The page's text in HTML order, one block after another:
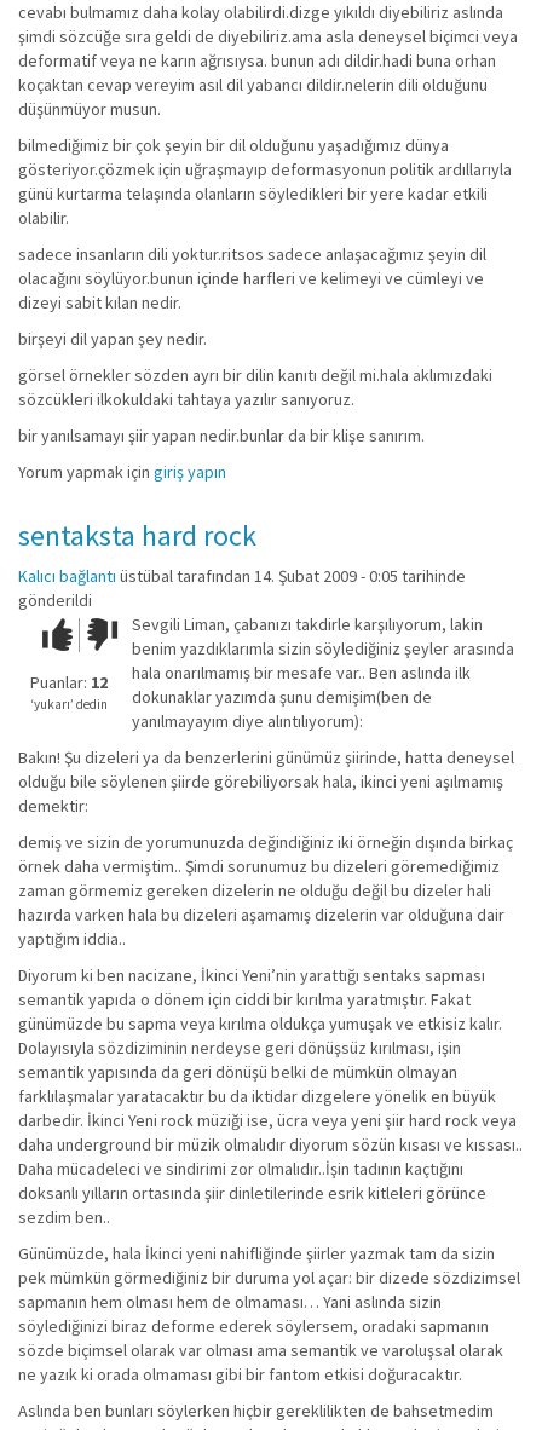
cevabı bulmamız daha kolay olabilirdi.dizge yıkıldı diyebiliriz aslında
şimdi sözcüğe sıra geldi de diyebiliriz.ama asla deneysel biçimci veya
deformatif veya ne karın ağrısıysa. bunun adı dildir.hadi buna orhan
koçaktan cevap vereyim asıl dil yabancı dildir.nelerin dili olduğunu
düşünmüyor musun.
bilmediğimiz bir çok şeyin bir dil olduğunu yaşadığımız dünya
gösteriyor.çözmek için uğraşmayıp deformasyonun politik ardıllarıyla
günü kurtarma telaşında olanların söyledikleri bir yere kadar etkili
olabilir.
sadece insanların dili yoktur.ritsos sadece anlaşacağımız şeyin dil
olacağını söylüyor.bunun içinde harfleri ve kelimeyi ve cümleyi ve
dizeyi sabit kılan nedir.
birşeyi dil yapan şey nedir.
görsel örnekler sözden ayrı bir dilin kanıtı değil mi.hala aklımızdaki
sözcükleri ilkokuldaki tahtaya yazılır sanıyoruz.
bir yanılsamayı şiir yapan nedir.bunlar da bir klişe sanırım.
Yorum yapmak için giriş yapın
sentaksta hard rock
Kalıcı bağlantı üstübaltarafından 14. Şubat 2009 - 0:05 tarihinde
gönderildi
Çok iyi!O
kadar
iyi
değil!
Puanlar: 12
‘yukarı’ dedin
Sevgili Liman, çabanızı takdirle karşılıyorum, lakin
benim yazdıklarımla sizin söylediğiniz şeyler arasında
hala onarılmamış bir mesafe var.. Ben aslında ilk
dokunaklar yazımda şunu demişim(ben de
yanılmayayım diye alıntılıyorum):
Bakın! Şu dizeleri ya da benzerlerini günümüz şiirinde, hatta deneysel
olduğu bile söylenen şiirde görebiliyorsak hala, ikinci yeni aşılmamış
demektir:
demiş ve sizin de yorumunuzda değindiğiniz iki örneğin dışında birkaç
örnek daha vermiştim.. Şimdi sorunumuz bu dizeleri göremediğimiz
zaman görmemiz gereken dizelerin ne olduğu değil bu dizeler hali
hazırda varken hala bu dizeleri aşamamış dizelerin var olduğuna dair
yaptığım iddia..
Diyorum ki ben nacizane, İkinci Yeni’nin yarattığı sentaks sapması
semantik yapıda o dönem için ciddi bir kırılma yaratmıştır. Fakat
günümüzde bu sapma veya kırılma oldukça yumuşak ve etkisiz kalır.
Dolayısıyla sözdiziminin nerdeyse geri dönüşsüz kırılması, işin
semantik yapısında da geri dönüşü belki de mümkün olmayan
farklılaşmalar yaratacaktır bu da iktidar dizgelere yönelik en büyük
darbedir. İkinci Yeni rock müziği ise, ücra veya yeni şiir hard rock veya
daha underground bir müzik olmalıdır diyorum sözün kısası ve kıssası..
Daha mücadeleci ve sindirimi zor olmalıdır..İşin tadının kaçtığını
doksanlı yılların ortasında şiir dinletilerinde esrik kitleleri görünce
sezdim ben..
Günümüzde, hala İkinci yeni nahifliğinde şiirler yazmak tam da sizin
pek mümkün görmediğiniz bir duruma yol açar: bir dizede sözdizimsel
sapmanın hem olması hem de olmaması… Yani aslında sizin
söylediğinizi biraz deforme ederek söylersem, oradaki sapmanın
sözde biçimsel olarak var olması ama semantik ve varoluşsal olarak
ne yazık ki orada olmaması gibi bir fantom etkisi doğuracaktır.
Aslında ben bunları söylerken hiçbir gereklilikten de bahsetmedim